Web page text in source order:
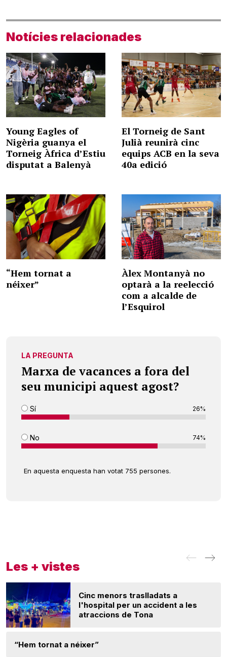
Notícies relacionades
Young Eagles of
Nigèria guanya el
Torneig Àfrica d’Estiu
disputat a Balenyà
El Torneig de Sant
Julià reunirà cinc
equips ACB en la seva
40a edició
“Hem tornat a
néixer”
Àlex Montanyà no
optarà a la reelecció
com a alcalde de
l’Esquirol
LA PREGUNTA
Marxa de vacances a fora del
seu municipi aquest agost?
Sí 26%
No 74%
En aquesta enquesta han votat 755 persones.
Les + vistes
Cinc menors traslladats a
l'hospital per un accident a les
atraccions de Tona
“Hem tornat a néixer”